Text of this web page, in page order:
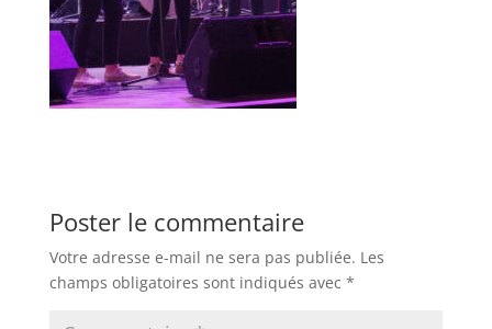
Poster le commentaire
Votre adresse e-mail ne sera pas publiée. Les
champs obligatoires sont indiqués avec *